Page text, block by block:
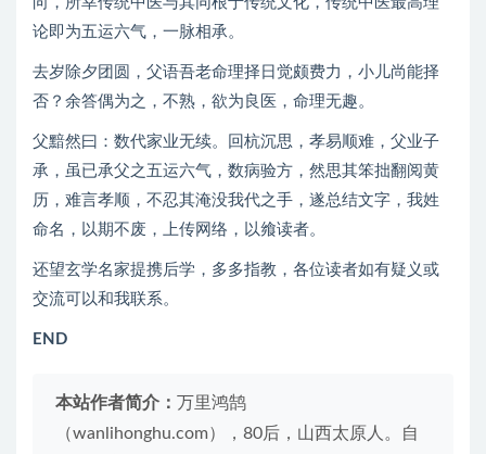
论即为五运六气，一脉相承。
去岁除夕团圆，父语吾老命理择日觉颇费力，小儿尚能择
否？余答偶为之，不熟，欲为良医，命理无趣。
父黯然曰：数代家业无续。回杭沉思，孝易顺难，父业子
承，虽已承父之五运六气，数病验方，然思其笨拙翻阅黄
历，难言孝顺，不忍其淹没我代之手，遂总结文字，我姓
命名，以期不废，上传网络，以飨读者。
还望玄学名家提携后学，多多指教，各位读者如有疑义或
交流可以和我联系。
END
本站作者简介： 万里鸿鹄
（wanlihonghu.com），80后，山西太原人。自